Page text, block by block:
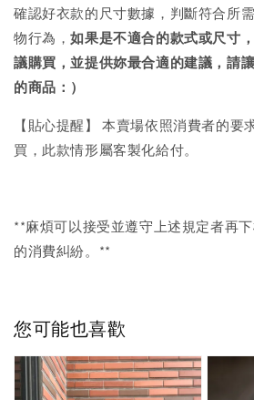
確認好衣款的尺寸數據，判斷符合所
物行為，如果是不適合的款式或尺寸
議購買，並提供妳最合適的建議，請
的商品：）
【貼心提醒】 本賣場依照消費者的要
買，此款情形屬客製化給付。
**麻煩可以接受並遵守上述規定者再
的消費糾紛。**
您可能也喜歡